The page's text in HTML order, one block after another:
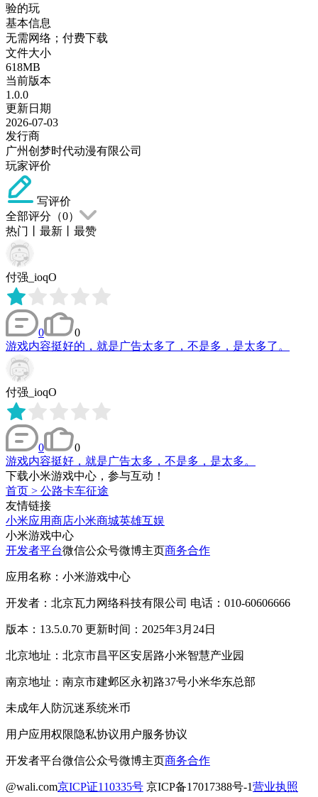
验的玩
基本信息
无需网络；付费下载
文件大小
618MB
当前版本
1.0.0
更新日期
2026-07-03
发行商
广州创梦时代动漫有限公司
玩家评价
写评价
全部评分（0）
热门
最新 最赞
付强_ioqO
0
0
游戏内容挺好的，就是广告太多了，不是多，是太多了。
付强_ioqO
0
0
游戏内容挺好，就是广告太多，不是多，是太多。
下载小米游戏中心，参与互动！
首页 > 公路卡车征途
友情链接
小米应用商店小米商城英雄互娱
小米游戏中心
开发者平台微信公众号微博主页商务合作
应用名称：小米游戏中心
开发者：北京瓦力网络科技有限公司 电话：010-60606666
版本：13.5.0.70 更新时间：2025年3月24日
北京地址：北京市昌平区安居路小米智慧产业园
南京地址：南京市建邺区永初路37号小米华东总部
未成年人防沉迷系统米币
用户应用权限隐私协议用户服务协议
开发者平台微信公众号微博主页商务合作
@wali.com京ICP证110335号 京ICP备17017388号-1营业执照